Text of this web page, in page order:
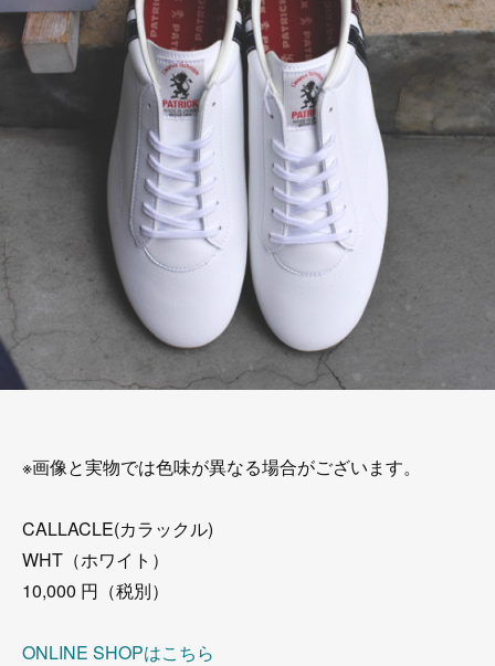
※画像と実物では色味が異なる場合がございます。
CALLACLE(カラックル)
WHT（ホワイト）
10,000 円（税別）
ONLINE SHOPはこちら